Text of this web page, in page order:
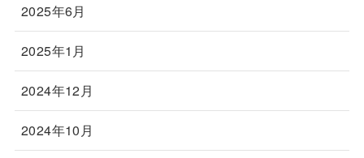
2025年6月
2025年1月
2024年12月
2024年10月